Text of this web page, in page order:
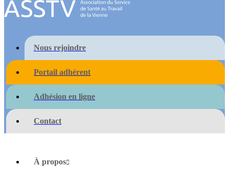
Nous rejoindre
Portail adhérent
Adhésion en ligne
Contact
À propos